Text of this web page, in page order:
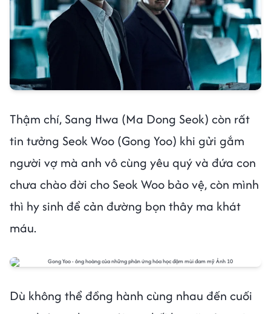
Thậm chí, Sang Hwa (Ma Dong Seok) còn rất
tin tưởng Seok Woo (Gong Yoo) khi gửi gắm
người vợ mà anh vô cùng yêu quý và đứa con
chưa chào đời cho Seok Woo bảo vệ, còn mình
thì hy sinh để cản đường bọn thây ma khát
máu.
Dù không thể đồng hành cùng nhau đến cuối